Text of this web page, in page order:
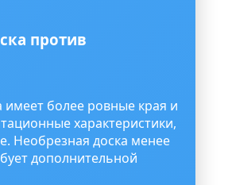
против
имеет более ровные края и
характеристики,
Необрезная доска менее
дополнительной